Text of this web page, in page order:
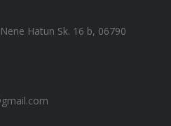
Hatun Sk. 16 b, 06790